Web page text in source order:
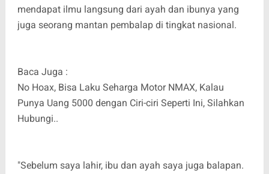
mendapat ilmu langsung dari ayah dan ibunya yang
juga seorang mantan pembalap di tingkat nasional.
Baca Juga :
No Hoax, Bisa Laku Seharga Motor NMAX, Kalau
Punya Uang 5000 dengan Ciri-ciri Seperti Ini, Silahkan
Hubungi..
"Sebelum saya lahir, ibu dan ayah saya juga balapan.